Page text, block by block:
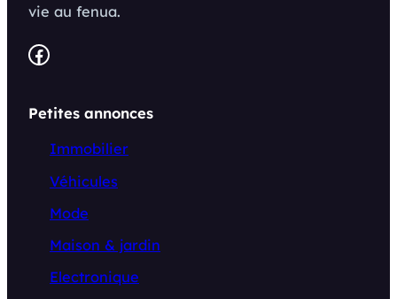
vie au fenua.
Facebook
Petites annonces
Immobilier
Véhicules
Mode
Maison & jardin
Electronique